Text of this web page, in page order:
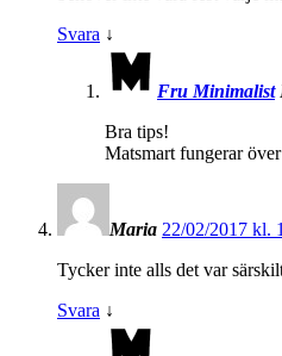
Svara ↓
Fru Minimalist
Bra tips!
Matsmart fungerar
Maria 22/02/2017 kl.
Tycker inte alls det var
Svara ↓